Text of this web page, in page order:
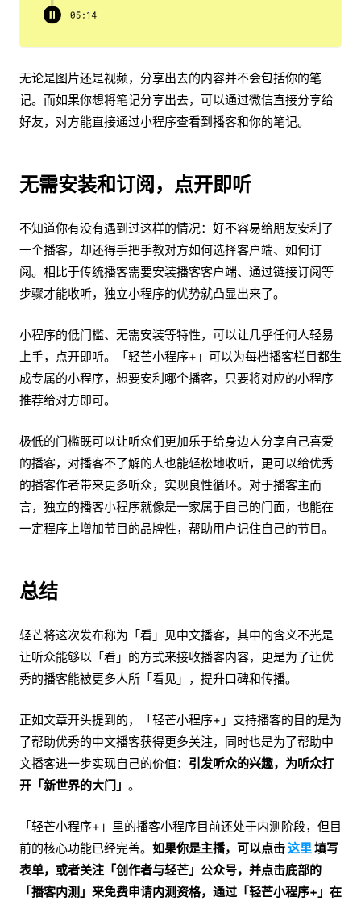
无论是图片还是视频，分享出去的内容并不会包括你的笔
记。而如果你想将笔记分享出去，可以通过微信直接分享给
好友，对方能直接通过小程序查看到播客和你的笔记。
无需安装和订阅，点开即听
不知道你有没有遇到过这样的情况：好不容易给朋友安利了
一个播客，却还得手把手教对方如何选择客户端、如何订
阅。相比于传统播客需要安装播客客户端、通过链接订阅等
步骤才能收听，独立小程序的优势就凸显出来了。
小程序的低门槛、无需安装等特性，可以让几乎任何人轻易
上手，点开即听。「轻芒小程序+」可以为每档播客栏目都生
成专属的小程序，想要安利哪个播客，只要将对应的小程序
推荐给对方即可。
极低的门槛既可以让听众们更加乐于给身边人分享自己喜爱
的播客，对播客不了解的人也能轻松地收听，更可以给优秀
的播客作者带来更多听众，实现良性循环。对于播客主而
言，独立的播客小程序就像是一家属于自己的门面，也能在
一定程序上增加节目的品牌性，帮助用户记住自己的节目。
总结
轻芒将这次发布称为「看」见中文播客，其中的含义不光是
让听众能够以「看」的方式来接收播客内容，更是为了让优
秀的播客能被更多人所「看见」，提升口碑和传播。
正如文章开头提到的，「轻芒小程序+」支持播客的目的是为
了帮助优秀的中文播客获得更多关注，同时也是为了帮助中
文播客进一步实现自己的价值： 引发听众的兴趣，为听众打
开「新世界的大门」 。
「轻芒小程序+」里的播客小程序目前还处于内测阶段，但目
前的核心功能已经完善。 如果你是主播，可以点击这里填写
表单，或者关注「创作者与轻芒」公众号，并点击底部的
「播客内测」来免费申请内测资格， 通过「轻芒小程序+」在